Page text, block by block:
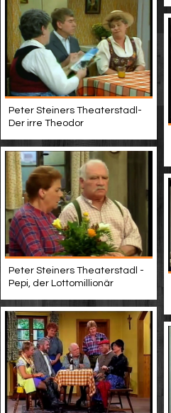
Peter Steiners Theaterstadl-
Der irre Theodor
Peter Steiners Theaterstadl -
Pepi, der Lottomillionär